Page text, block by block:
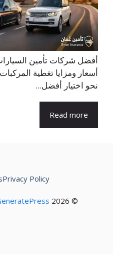
أفضل شركات تأمين
أسعار ومزايا تغطية
نحو اختيار أفضل...
Read more
© 2026 Marketer • Built with
Privacy Policy